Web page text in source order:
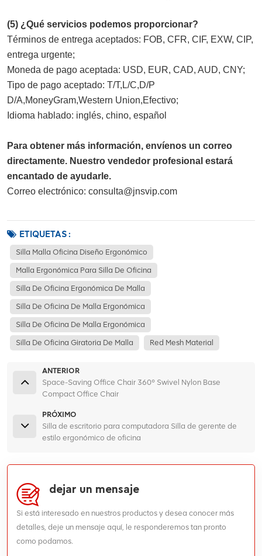
(5) ¿Qué servicios podemos proporcionar?
Términos de entrega aceptados: FOB, CFR, CIF, EXW, CIP,
entrega urgente;
Moneda de pago aceptada: USD, EUR, CAD, AUD, CNY;
Tipo de pago aceptado: T/T,L/C,D/P
D/A,MoneyGram,Western Union,Efectivo;
Idioma hablado: inglés, chino, español
Para obtener más información, envíenos un correo
directamente. Nuestro vendedor profesional estará
encantado de ayudarle.
Correo electrónico: consulta@jnsvip.com
ETIQUETAS :
Silla Malla Oficina Diseño Ergonómico
Malla Ergonómica Para Silla De Oficina
Silla De Oficina Ergonómica De Malla
Silla De Oficina De Malla Ergonómica
Silla De Oficina De Malla Ergonómica
Silla De Oficina Giratoria De Malla Red Mesh Material
ANTERIOR
Space-Saving Office Chair 360° Swivel Nylon Base
Compact Office Chair
PRÓXIMO
Silla de escritorio para computadora Silla de gerente de
estilo ergonómico de oficina
dejar un mensaje
Si está interesado en nuestros productos y desea conocer más
detalles, deje un mensaje aquí, le responderemos tan pronto
como podamos.